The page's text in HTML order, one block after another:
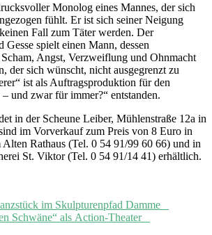
Monolog eines Mannes, der sich
fühlt. Er ist sich seiner Neigung
Fall zum Täter werden. Der
Gesse spielt einen Mann, dessen
Angst, Verzweiflung und Ohnmacht
der sich wünscht, nicht ausgegrenzt zu
ist als Auftragsproduktion für den
und zwar für immer?“ entstanden.
in der Scheune Leiber, Mühlenstraße 12a in
im Vorverkauf zum Preis von 8 Euro in
Rathaus (Tel. 0 54 91/99 60 66) und in
St. Viktor (Tel. 0 54 91/14 41) erhältlich.
im Skulpturenpfad Damme
Schwäne“ als Action-Theater